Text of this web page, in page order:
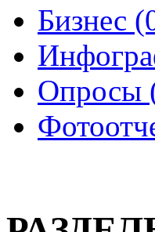
Бизнес
Опросы